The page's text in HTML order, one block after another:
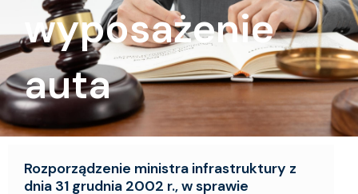
wyposażenie
auta
Rozporządzenie ministra infrastruktury z
dnia 31 grudnia 2002 r., w sprawie